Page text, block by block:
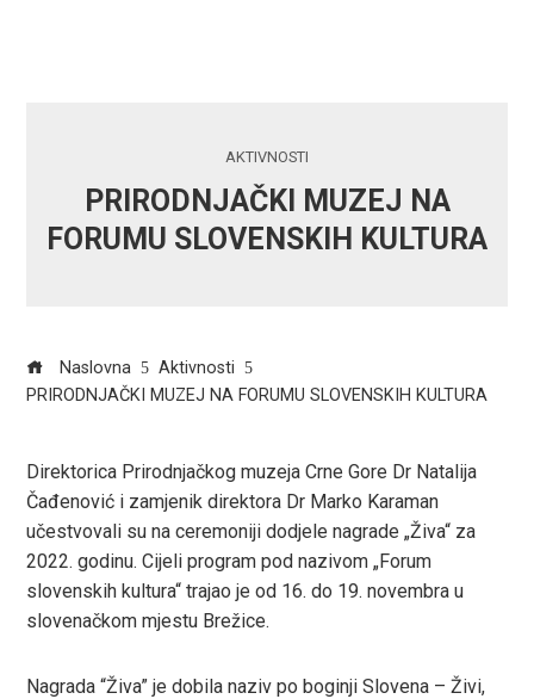
AKTIVNOSTI
PRIRODNJAČKI MUZEJ NA
FORUMU SLOVENSKIH KULTURA
Naslovna
Aktivnosti
PRIRODNJAČKI MUZEJ NA FORUMU SLOVENSKIH KULTURA
Direktorica Prirodnjačkog muzeja Crne Gore Dr Natalija
Čađenović i zamjenik direktora Dr Marko Karaman
učestvovali su na ceremoniji dodjele nagrade „Živa“ za
2022. godinu. Cijeli program pod nazivom „Forum
slovenskih kultura“ trajao je od 16. do 19. novembra u
slovenačkom mjestu Brežice.
Nagrada “Živa” je dobila naziv po boginji Slovena – Živi,